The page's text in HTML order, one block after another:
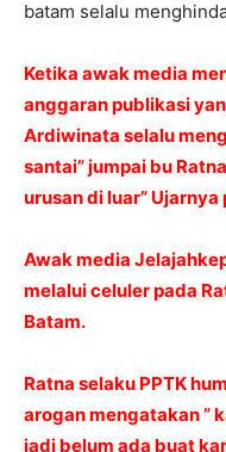
batam selalu
Ketika awak media
anggaran publikasi
Ardiwinata selalu
santai” jumpai bu
urusan di luar”
Awak media
melalui celuler pada
Batam.
Ratna selaku PPTK
arogan mengatakan ”
jadi belum ada buat